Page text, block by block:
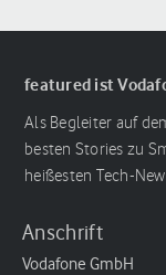
featured ist
Als Begleiter auf
besten Stories zu
heißesten Tech-
Anschrift
Vodafone GmbH